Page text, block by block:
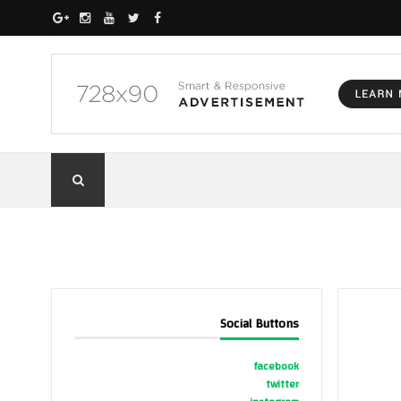
Social Buttons
facebook
twitter